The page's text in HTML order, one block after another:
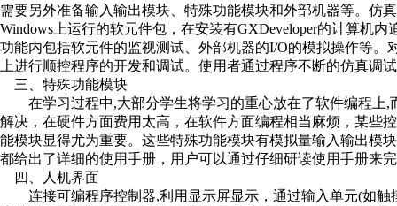
需要另外准备输入输出模块、特殊功能模块和外部机器等。仿
Windows上运行的软元件包，在安装有GXDeveloper的计算机
功能内包括软元件的监视测试、外部机器的I/O的模拟操作等
上进行顺控程序的开发和调试。使用者通过程序不断的仿真调
三、特殊功能模块
在学习过程中,大部分学生将学习的重心放在了软件编程上,
解决，在硬件方面费用太高，在软件方面编程相当麻烦，某些
能模块显得尤为重要。这些特殊功能模块有模拟量输入输出模
都给出了详细的使用手册，用户可以通过仔细研读使用手册来
四、人机界面
连接可编程序控制器,利用显示屏显示，通过输入单元(如触